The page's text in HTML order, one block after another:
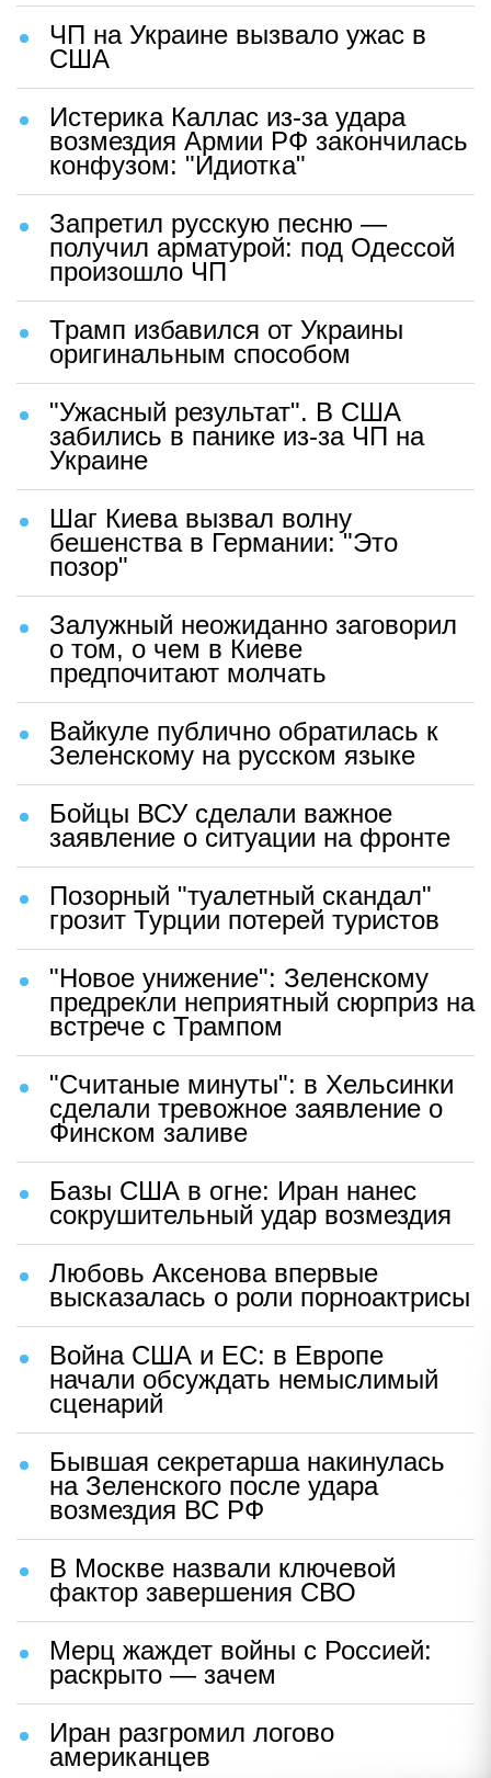
ЧП на Украине вызвало ужас в
США
Истерика Каллас из-за удара
возмездия Армии РФ закончилась
конфузом: "Идиотка"
Запретил русскую песню —
получил арматурой: под Одессой
произошло ЧП
Трамп избавился от Украины
оригинальным способом
"Ужасный результат". В США
забились в панике из-за ЧП на
Украине
Шаг Киева вызвал волну
бешенства в Германии: "Это
позор"
Залужный неожиданно заговорил
о том, о чем в Киеве
предпочитают молчать
Вайкуле публично обратилась к
Зеленскому на русском языке
Бойцы ВСУ сделали важное
заявление о ситуации на фронте
Позорный "туалетный скандал"
грозит Турции потерей туристов
"Новое унижение": Зеленскому
предрекли неприятный сюрприз на
встрече с Трампом
"Считаные минуты": в Хельсинки
сделали тревожное заявление о
Финском заливе
Базы США в огне: Иран нанес
сокрушительный удар возмездия
Любовь Аксенова впервые
высказалась о роли порноактрисы
Война США и ЕС: в Европе
начали обсуждать немыслимый
сценарий
Бывшая секретарша накинулась
на Зеленского после удара
возмездия ВС РФ
В Москве назвали ключевой
фактор завершения СВО
Мерц жаждет войны с Россией:
раскрыто — зачем
Иран разгромил логово
американцев